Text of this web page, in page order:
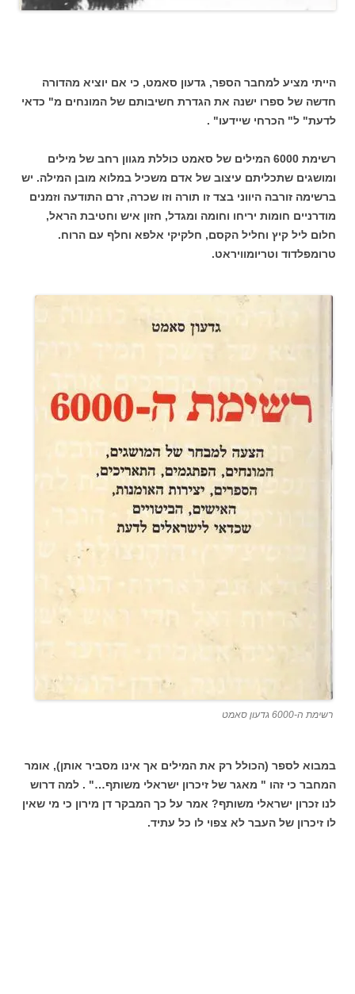
הייתי מציע למחבר הספר, גדעון סאמט, כי אם יוציא מהדורה
חדשה של ספרו ישנה את הגדרת חשיבותם של המונחים מ" כדאי
לדעת" ל" הכרחי שיידעו" .
רשימת 6000 המילים של סאמט כוללת מגוון רחב של מילים
ומושגים שתכליתם עיצוב של אדם משכיל במלוא מובן המילה. יש
ברשימה זורבה היווני בצד זו תורה וזו שכרה, זרם התודעה וזמנים
מודרניים חומות יריחו וחומה ומגדל, חזון איש וחטיבת הראל,
חלום ליל קיץ וחליל הקסם, חלקיקי אלפא וחלף עם הרוח.
טרומפלדוד וטריומוויראט.
רשימת ה-6000 גדעון סאמט
במבוא לספר (הכולל רק את המילים אך אינו מסביר אותן), אומר
המחבר כי זהו " מאגר של זיכרון ישראלי משותף…" . למה דרוש
לנו זכרון ישראלי משותף? אמר על כך המבקר דן מירון כי מי שאין
לו זיכרון של העבר לא צפוי לו כל עתיד.